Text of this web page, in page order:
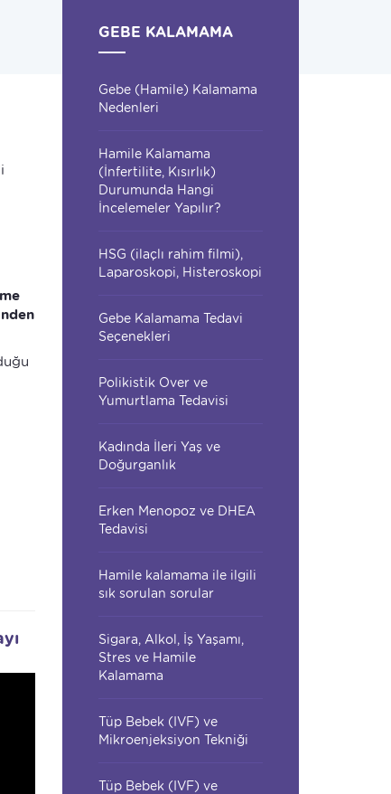
GEBE KALAMAMA
Gebe (Hamile) Kalamama
Nedenleri
Hamile Kalamama
(İnfertilite, Kısırlık)
Durumunda Hangi
İncelemeler Yapılır?
HSG (ilaçlı rahim filmi),
Laparoskopi, Histeroskopi
Gebe Kalamama Tedavi
Seçenekleri
Polikistik Over ve
Yumurtlama Tedavisi
Kadında İleri Yaş ve
Doğurganlık
Erken Menopoz ve DHEA
Tedavisi
Hamile kalamama ile ilgili
sık sorulan sorular
Sigara, Alkol, İş Yaşamı,
Stres ve Hamile
Kalamama
Tüp Bebek (IVF) ve
Mikroenjeksiyon Tekniği
Tüp Bebek (IVF) ve